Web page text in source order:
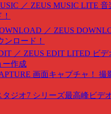
／ ZEUS MUSIC LITE 音
／ ZEUS
ンロード！
／ ZEUS EDIT LITED ビ
ー作成
画面キャプチャ！ 撮